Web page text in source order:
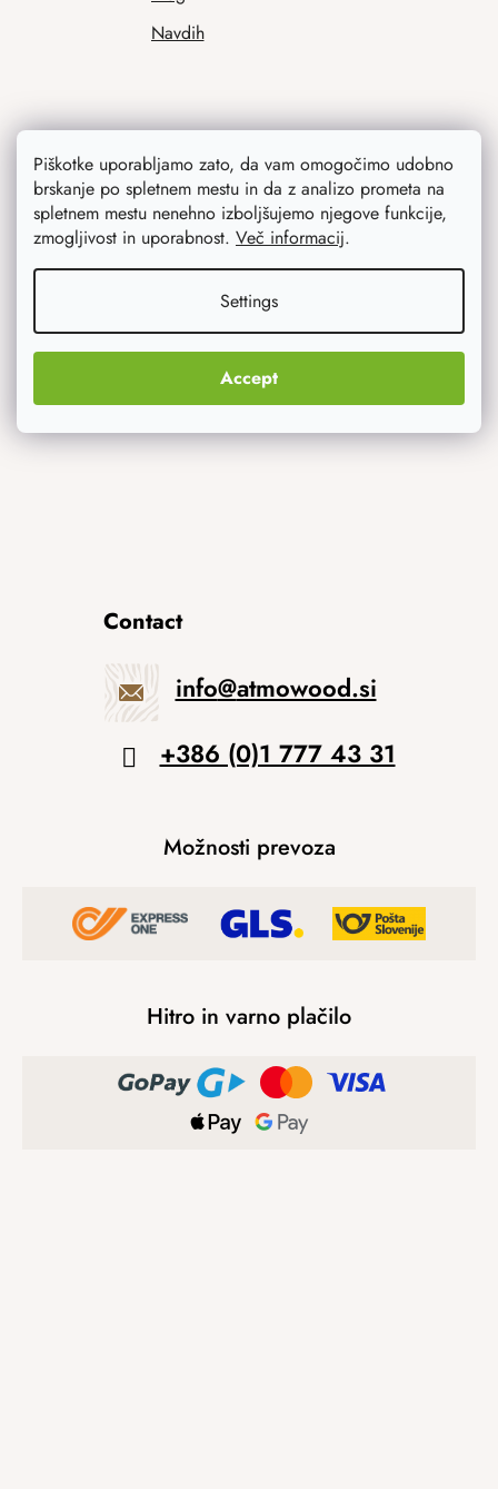
Piškotke uporabljamo zato, da vam omogočimo udobno
brskanje po spletnem mestu in da z analizo prometa na
spletnem mestu nenehno izboljšujemo njegove funkcije,
zmogljivost in uporabnost. Več informacij.
Settings
Accept
Navdih
Kaj vas najbolj zanima
Izvirna darila
Contact
info@atmowood.si
+386 (0)1 777 43 31
Možnosti prevoza
Hitro in varno plačilo